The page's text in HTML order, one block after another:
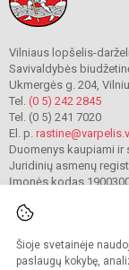
Šioje svetainėje
paslaugų kokybę,
Vilniaus lopšelis-
Savivaldybės
Ukmergės g. 204,
Tel. (0 5) 242 2845
Tel. (0 5) 241 7020
El. p.
Duomenys kaupiami ir
Juridinių asmenų
Įmonės kodas
© 2023. Vilniaus
Kopijuoti turinį be